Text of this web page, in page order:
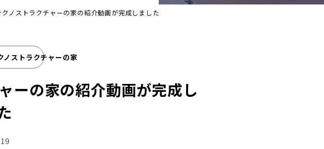
ノストラクチャーの家の紹介動画が完成しました
ノストラクチャーの家
ーの家の紹介動画が完成し